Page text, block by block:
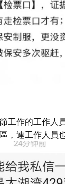
工作的工作人
，連工作人員